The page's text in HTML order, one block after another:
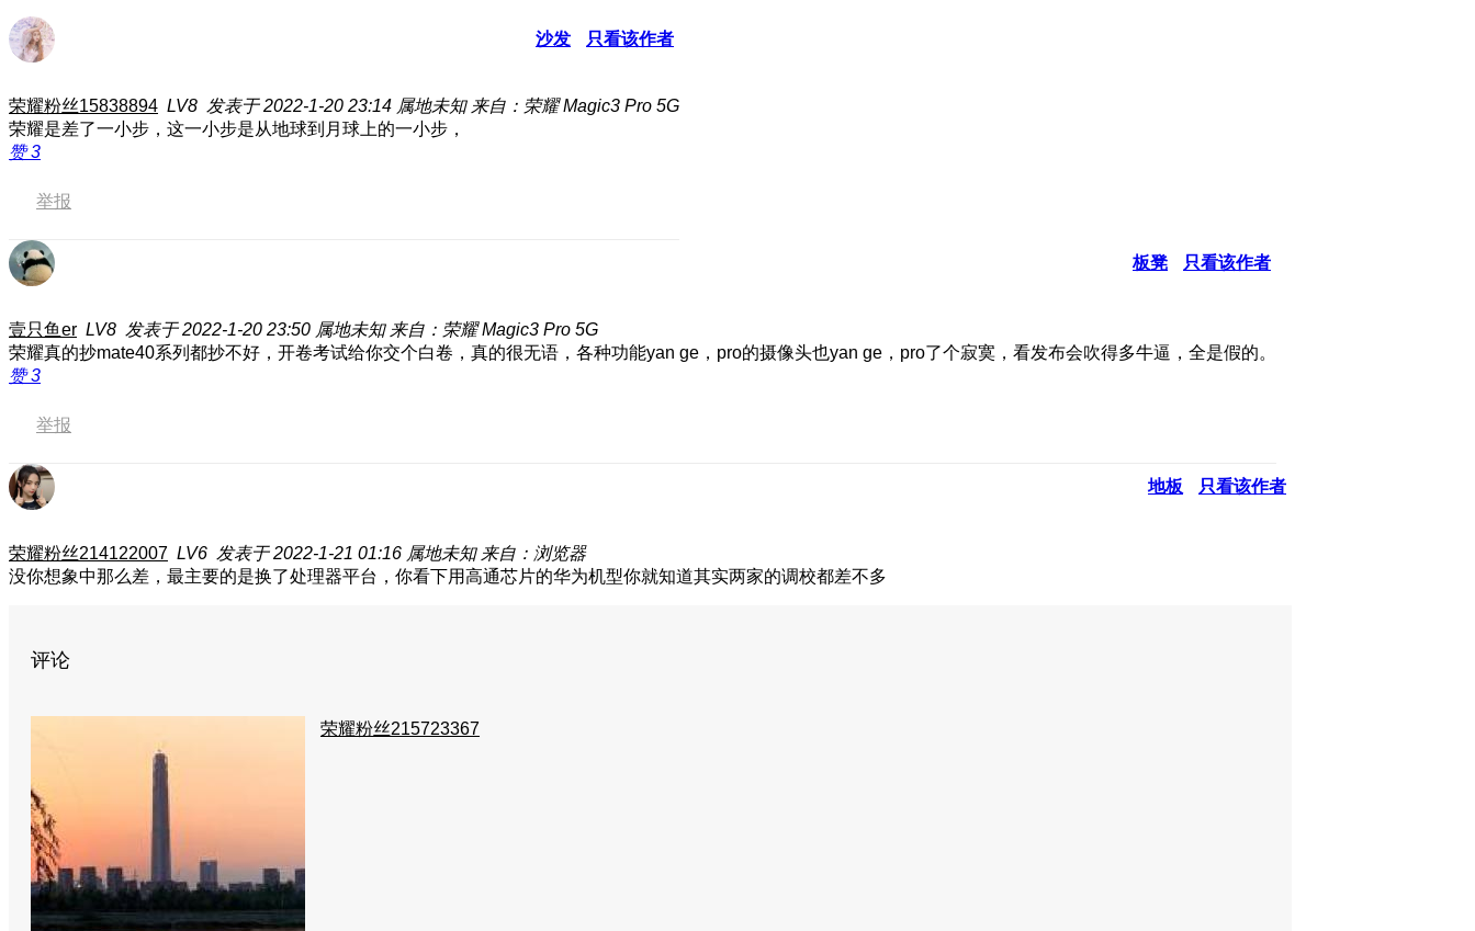
沙发 只看该作者
荣耀粉丝15838894 LV8 发表于 2022-1-20 23:14 属地未知 来自：荣耀 Magic3 Pro 5G
荣耀是差了一小步，这一小步是从地球到月球上的一小步，
赞3
举报
板凳 只看该作者
壹只鱼er LV8 发表于 2022-1-20 23:50 属地未知 来自：荣耀 Magic3 Pro 5G
荣耀真的抄mate40系列都抄不好，开卷考试给你交个白卷，真的很无语，各种功能yan ge，pro的摄像头也yan ge，pro了个寂寞，看发布会吹得多牛逼，全是假的。
赞3
举报
地板 只看该作者
荣耀粉丝214122007 LV6 发表于 2022-1-21 01:16 属地未知 来自：浏览器
没你想象中那么差，最主要的是换了处理器平台，你看下用高通芯片的华为机型你就知道其实两家的调校都差不多
评论
荣耀粉丝215723367